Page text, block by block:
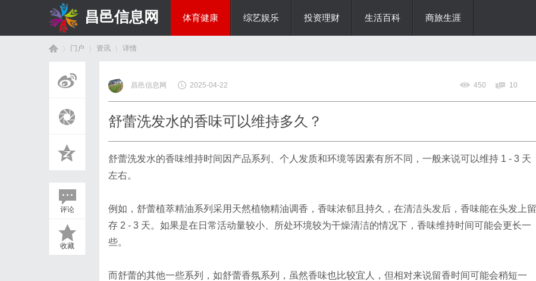
昌邑信息网 体育健康 综艺娱乐 投资理财 生活百科 商旅生涯
门户 资讯
›
详情
评论
收藏
昌邑信息网 2025-04-22 450 10
舒蕾洗发水的香味可以维持多久？
舒蕾洗发水的香味维持时间因产品系列、个人发质和环境等因素有所不同，一般来说可以维持 1 - 3 天
左右。
例如，舒蕾植萃精油系列采用天然植物精油调香，香味浓郁且持久，在清洁头发后，香味能在头发上留
存 2 - 3 天。如果是在日常活动量较小、所处环境较为干燥清洁的情况下，香味维持时间可能会更长一
些。
而舒蕾的其他一些系列，如舒蕾香氛系列，虽然香味也比较宜人，但相对来说留香时间可能会稍短一